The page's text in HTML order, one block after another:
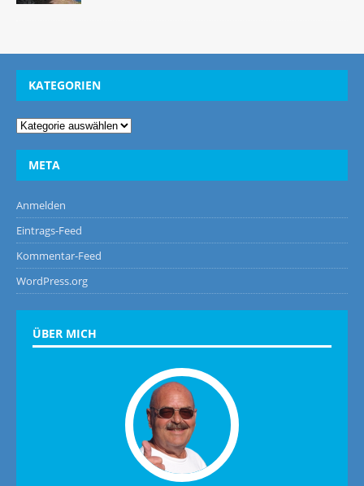
KATEGORIEN
META
Anmelden
Eintrags-Feed
Kommentar-Feed
WordPress.org
ÜBER MICH